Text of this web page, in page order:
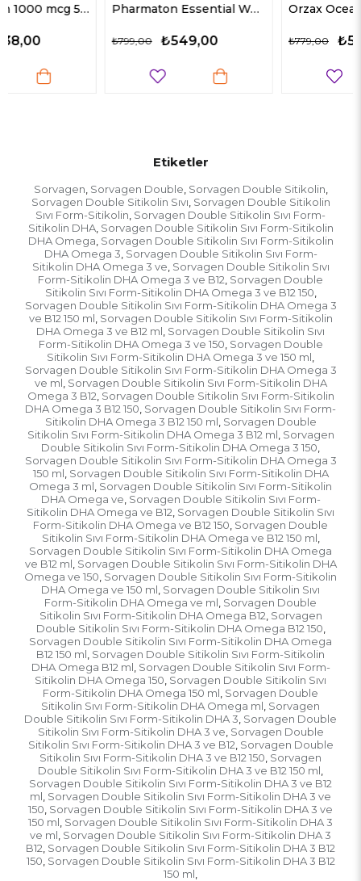
Pharmaton Essential Women 30 Tablet
₺549,00
₺799,00
Orzax Ocean Microfer 30 ml
₺549,00
₺779,00
Etiketler
Sorvagen Sorvagen Double Sorvagen Double Sitikolin
Sorvagen Double Sitikolin Sıvı Sorvagen Double Sitikolin
Sıvı Form-Sitikolin Sorvagen Double Sitikolin Sıvı Form-
Sitikolin DHA, Sorvagen Double Sitikolin Sıvı Form-Sitikolin
DHA Omega Sorvagen Double Sitikolin Sıvı Form-Sitikolin
DHA Omega 3 Sorvagen Double Sitikolin Sıvı Form-
Sitikolin DHA Omega 3 ve Sorvagen Double Sitikolin Sıvı
Form-Sitikolin DHA Omega 3 ve B12 Sorvagen Double
Sitikolin Sıvı Form-Sitikolin DHA Omega 3 ve B12 150
Sorvagen Double Sitikolin Sıvı Form-Sitikolin DHA Omega 3
ve B12 150 ml Sorvagen Double Sitikolin Sıvı Form-Sitikolin
DHA Omega 3 ve B12 ml Sorvagen Double Sitikolin Sıvı
Form-Sitikolin DHA Omega 3 ve 150 Sorvagen Double
Sitikolin Sıvı Form-Sitikolin DHA Omega 3 ve 150 ml
Sorvagen Double Sitikolin Sıvı Form-Sitikolin DHA Omega 3
ve ml Sorvagen Double Sitikolin Sıvı Form-Sitikolin DHA
Omega 3 B12 Sorvagen Double Sitikolin Sıvı Form-Sitikolin
DHA Omega 3 B12 150 Sorvagen Double Sitikolin Sıvı Form-
Sitikolin DHA Omega 3 B12 150 ml Sorvagen Double
Sitikolin Sıvı Form-Sitikolin DHA Omega 3 B12 ml Sorvagen
Double Sitikolin Sıvı Form-Sitikolin DHA Omega 3 150
Sorvagen Double Sitikolin Sıvı Form-Sitikolin DHA Omega 3
150 ml Sorvagen Double Sitikolin Sıvı Form-Sitikolin DHA
Omega 3 ml Sorvagen Double Sitikolin Sıvı Form-Sitikolin
DHA Omega ve Sorvagen Double Sitikolin Sıvı Form-
Sitikolin DHA Omega ve B12 Sorvagen Double Sitikolin Sıvı
Form-Sitikolin DHA Omega ve B12 150 Sorvagen Double
Sitikolin Sıvı Form-Sitikolin DHA Omega ve B12 150 ml
Sorvagen Double Sitikolin Sıvı Form-Sitikolin DHA Omega
ve B12 ml Sorvagen Double Sitikolin Sıvı Form-Sitikolin DHA
Omega ve 150 Sorvagen Double Sitikolin Sıvı Form-Sitikolin
DHA Omega ve 150 ml Sorvagen Double Sitikolin Sıvı
Form-Sitikolin DHA Omega ve ml Sorvagen Double
Sitikolin Sıvı Form-Sitikolin DHA Omega B12 Sorvagen
Double Sitikolin Sıvı Form-Sitikolin DHA Omega B12 150
Sorvagen Double Sitikolin Sıvı Form-Sitikolin DHA Omega
B12 150 ml Sorvagen Double Sitikolin Sıvı Form-Sitikolin
DHA Omega B12 ml Sorvagen Double Sitikolin Sıvı Form-
Sitikolin DHA Omega 150 Sorvagen Double Sitikolin Sıvı
Form-Sitikolin DHA Omega 150 ml Sorvagen Double
Sitikolin Sıvı Form-Sitikolin DHA Omega ml Sorvagen
Double Sitikolin Sıvı Form-Sitikolin DHA 3 Sorvagen Double
Sitikolin Sıvı Form-Sitikolin DHA 3 ve Sorvagen Double
Sitikolin Sıvı Form-Sitikolin DHA 3 ve B12 Sorvagen Double
Sitikolin Sıvı Form-Sitikolin DHA 3 ve B12 150 Sorvagen
Double Sitikolin Sıvı Form-Sitikolin DHA 3 ve B12 150 ml
Sorvagen Double Sitikolin Sıvı Form-Sitikolin DHA 3 ve B12
ml Sorvagen Double Sitikolin Sıvı Form-Sitikolin DHA 3 ve
150 Sorvagen Double Sitikolin Sıvı Form-Sitikolin DHA 3 ve
150 ml Sorvagen Double Sitikolin Sıvı Form-Sitikolin DHA 3
ve ml Sorvagen Double Sitikolin Sıvı Form-Sitikolin DHA 3
B12 Sorvagen Double Sitikolin Sıvı Form-Sitikolin DHA 3 B12
150 Sorvagen Double Sitikolin Sıvı Form-Sitikolin DHA 3 B12
150 ml